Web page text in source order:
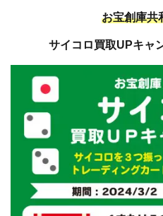
お宝創庫共
サイコロ買取UPキャ